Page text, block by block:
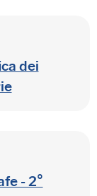
dei
- 2°